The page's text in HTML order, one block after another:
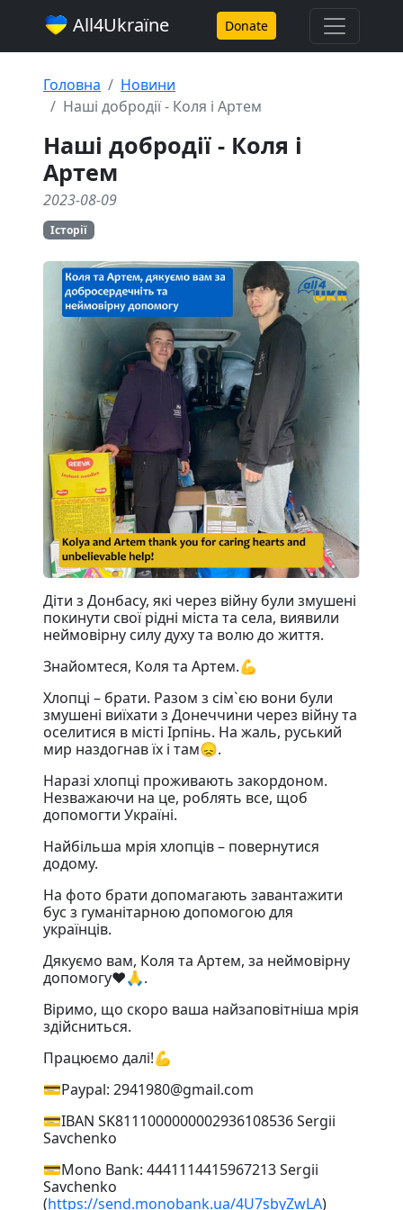
All4Ukraїne Donate
Головна
Новини
Наші добродії - Коля і Артем
Наші добродії - Коля і
Артем
2023-08-09
Історії
Діти з Донбасу, які через війну були змушені
покинути свої рідні міста та села, виявили
неймовірну силу духу та волю до життя.
Знайомтеся, Коля та Артем.💪
Хлопці – брати. Разом з сім`єю вони були
змушені виїхати з Донеччини через війну та
оселитися в місті Ірпінь. На жаль, руський
мир наздогнав їх і там😞.
Наразі хлопці проживають закордоном.
Незважаючи на це, роблять все, щоб
допомогти Україні.
Найбільша мрія хлопців – повернутися
додому.
На фото брати допомагають завантажити
бус з гуманітарною допомогою для
українців.
Дякуємо вам, Коля та Артем, за неймовірну
допомогу❤️🙏.
Віримо, що скоро ваша найзаповітніша мрія
здійсниться.
Працюємо далі!💪
💳Paypal: 2941980@gmail.com
💳IBAN SK8111000000002936108536 Sergii
Savchenko
💳Mono Bank: 4441114415967213 Sergii
Savchenko
(https://send.monobank.ua/4U7sbyZwLA)